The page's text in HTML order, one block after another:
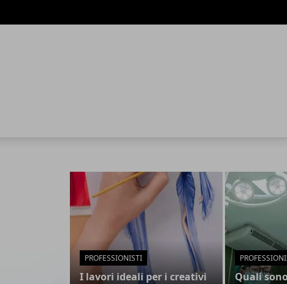
PROFESSIONISTI
I lavori ideali per i creativi
Quali